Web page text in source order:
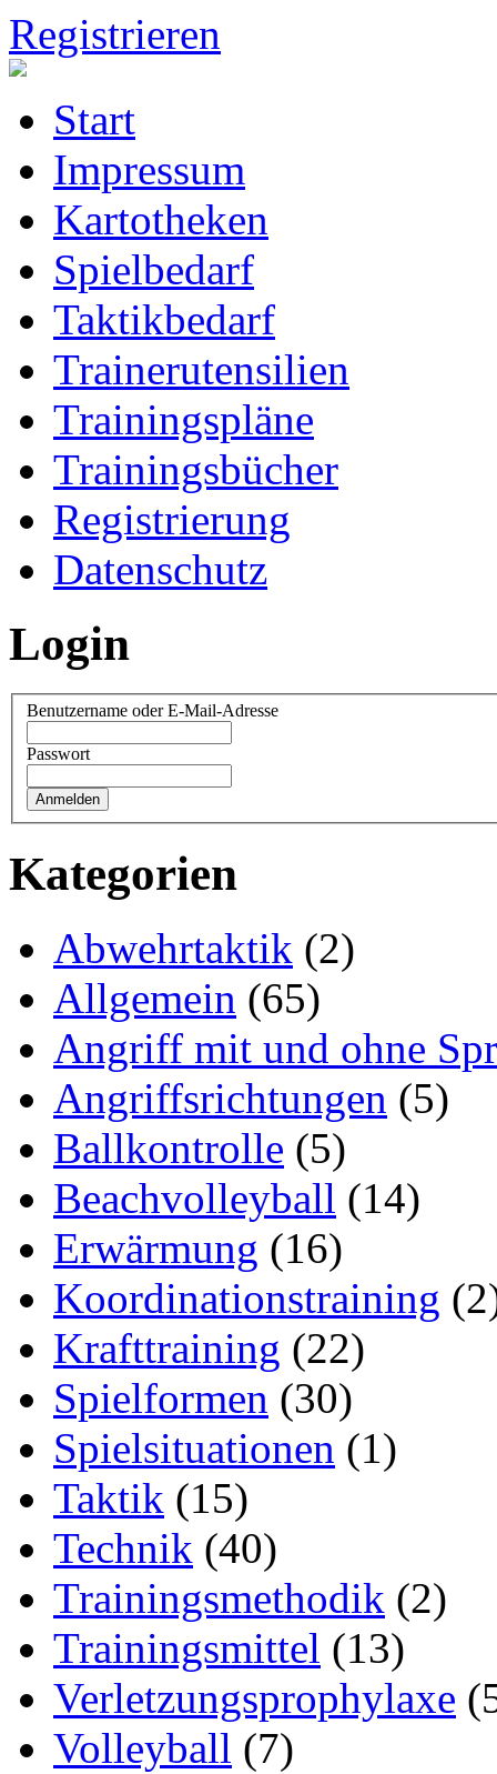
Registrieren
Start
Impressum
Kartotheken
Spielbedarf
Taktikbedarf
Trainerutensilien
Trainingspläne
Trainingsbücher
Registrierung
Datenschutz
Login
Benutzername oder E-Mail-Adresse
Passwort
Kategorien
Abwehrtaktik (2)
Allgemein (65)
Angriff mit und ohne
Angriffsrichtungen (5)
Ballkontrolle (5)
Beachvolleyball (14)
Erwärmung (16)
Koordinationstraining
Krafttraining (22)
Spielformen (30)
Spielsituationen (1)
Taktik (15)
Technik (40)
Trainingsmethodik (2)
Trainingsmittel (13)
Verletzungsprophylaxe
Volleyball (7)